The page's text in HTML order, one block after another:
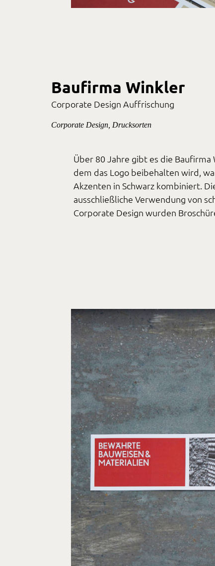
Baufirma Winkler
Corporate Design Auffrischung
Corporate Design, Drucksorten
Über 80 Jahre gibt es die
dem das Logo beibehalten wird,
Akzenten in Schwarz kombiniert.
ausschließliche Verwendung von
Corporate Design wurden